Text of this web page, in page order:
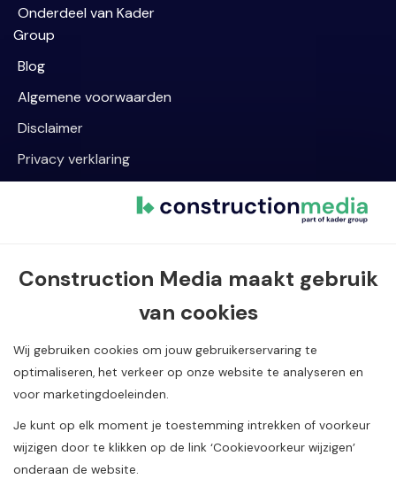
Onderdeel van Kader
Group
Blog
Algemene voorwaarden
Disclaimer
Privacy verklaring
Van Dijklaan 5, 5581 WG Waalre
040 720 08 55
info@constructionmedia.nl
Construction Media maakt gebruik
van cookies
Wij gebruiken cookies om jouw gebruikerservaring te
optimaliseren, het verkeer op onze website te analyseren en
voor marketingdoeleinden.
Je kunt op elk moment je toestemming intrekken of voorkeur
wijzigen door te klikken op de link ‘Cookievoorkeur wijzigen’
onderaan de website.